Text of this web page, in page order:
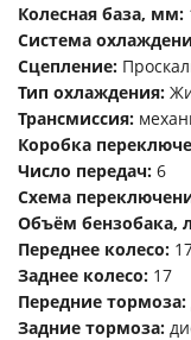
Колесная база, мм:
Система
Сцепление:
Тип охлаждения:
Трансмиссия:
Коробка
Число передач: 6
Схема
Объём бензобака,
Переднее колесо:
Заднее колесо: 17
Передние тормоза:
Задние тормоза: